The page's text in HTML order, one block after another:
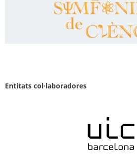
Entitats col·laboradores